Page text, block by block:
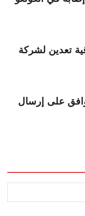
تعدين لشركة
على إرسال